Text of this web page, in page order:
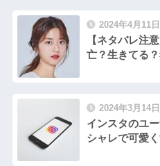
2024年4月11日
【ネタバレ注
亡？生きてる
2024年3月14日
インスタのユ
シャレで可愛